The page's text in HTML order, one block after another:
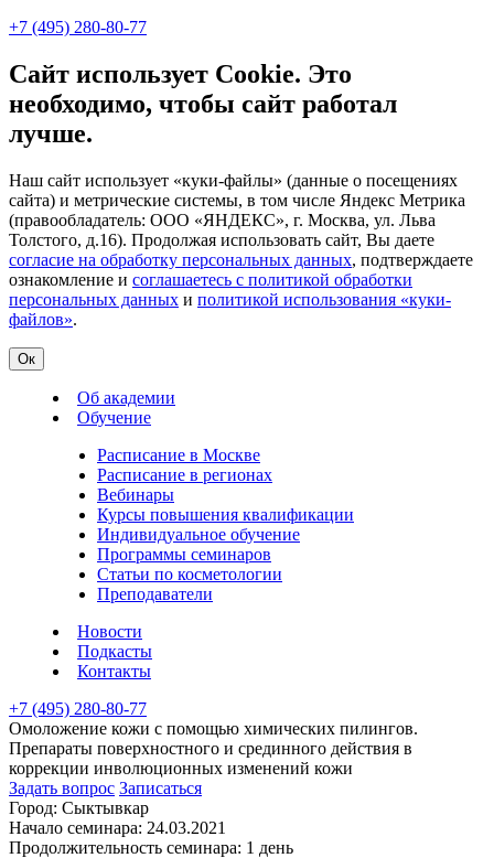
+7 (495) 280-80-77
Сайт использует Cookie. Это
необходимо, чтобы сайт работал
лучше.
Наш сайт использует «куки-файлы» (данные о посещениях
сайта) и метрические системы, в том числе Яндекс Метрика
(правообладатель: ООО «ЯНДЕКС», г. Москва, ул. Льва
Толстого, д.16). Продолжая использовать сайт, Вы даете
согласие на обработку персональных данных, подтверждаете
ознакомление и соглашаетесь с политикой обработки
персональных данных и политикой использования «куки-
файлов».
Ок
Об академии
Обучение
Расписание в Москве
Расписание в регионах
Вебинары
Курсы повышения квалификации
Индивидуальное обучение
Программы семинаров
Статьи по косметологии
Преподаватели
Новости
Подкасты
Контакты
+7 (495) 280-80-77
Омоложение кожи с помощью химических пилингов.
Препараты поверхностного и срединного действия в
коррекции инволюционных изменений кожи
Задать вопрос Записаться
Город: Сыктывкар
Начало семинара: 24.03.2021
Продолжительность семинара: 1 день